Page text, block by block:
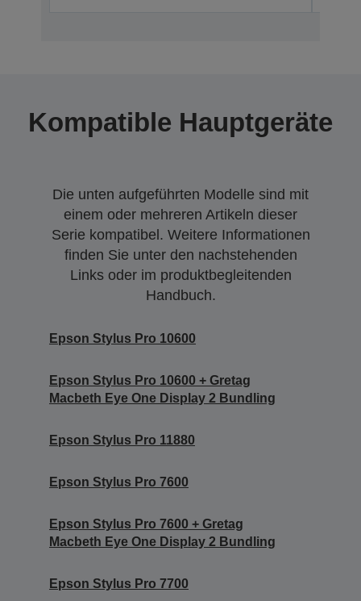
Kompatible Hauptgeräte
Die unten aufgeführten Modelle sind mit
einem oder mehreren Artikeln dieser
Serie kompatibel. Weitere Informationen
finden Sie unter den nachstehenden
Links oder im produktbegleitenden
Handbuch.
Epson Stylus Pro 10600
Epson Stylus Pro 10600 + Gretag
Macbeth Eye One Display 2 Bundling
Epson Stylus Pro 11880
Epson Stylus Pro 7600
Epson Stylus Pro 7600 + Gretag
Macbeth Eye One Display 2 Bundling
Epson Stylus Pro 7700